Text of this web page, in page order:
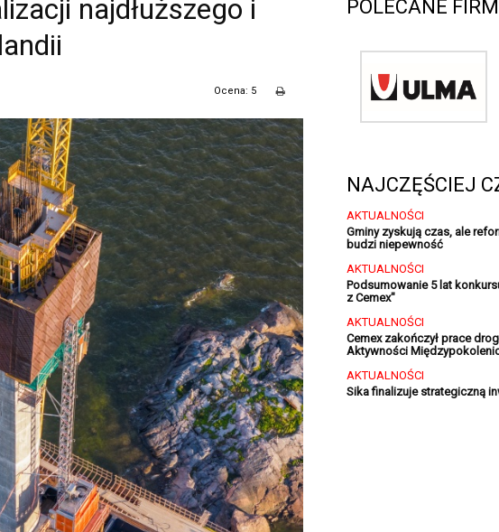
najdłuższego i
Ocena: 5
POLECANE
NAJCZĘŚCIEJ
AKTUALNOŚCI
Gminy zyskują czas, ale
budzi niepewność
AKTUALNOŚCI
Podsumowanie 5 lat
z Cemex"
AKTUALNOŚCI
Cemex zakończył prace
Aktywności
AKTUALNOŚCI
Sika finalizuje strategiczną